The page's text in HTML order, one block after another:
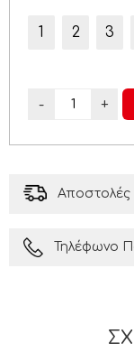
1 2 3
- +
Αποστολές
Τηλέφωνο